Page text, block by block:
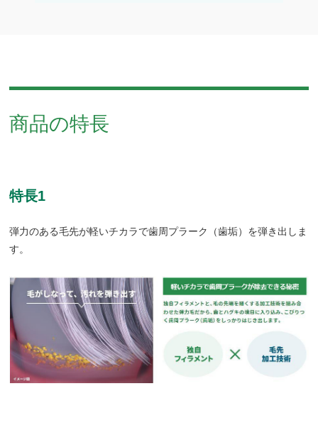
商品の特長
特長1
弾力のある毛先が軽いチカラで歯周プラーク（歯垢）を弾き出しま
す。